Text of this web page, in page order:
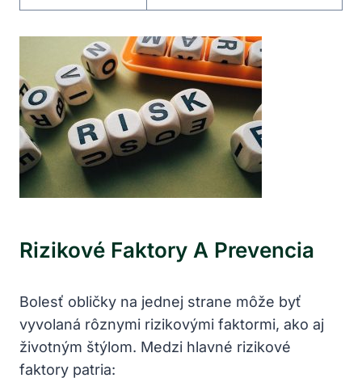
Rizikové Faktory A Prevencia
Bolesť obličky na jednej strane môže byť
vyvolaná rôznymi rizikovými faktormi, ako aj
životným štýlom. Medzi hlavné rizikové
faktory patria: